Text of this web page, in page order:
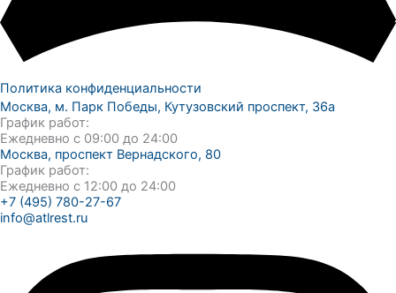
Политика конфиденциальности
Москва, м. Парк Победы, Кутузовский проспект, 36а
График работ:
Ежедневно с 09:00 до 24:00
Москва, проспект Вернадского, 80
График работ:
Ежедневно с 12:00 до 24:00
+7 (495) 780-27-67
info@atlrest.ru